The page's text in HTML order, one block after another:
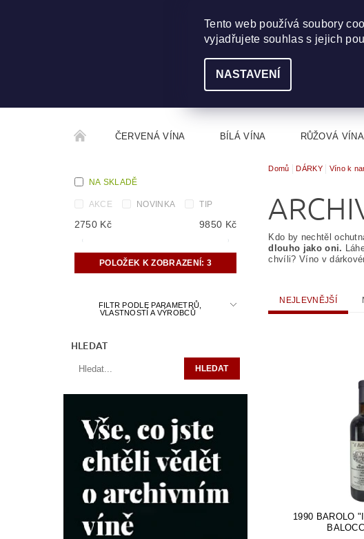
ČERVENÁ VÍNA BÍLÁ VÍNA RŮŽOVÁ VÍNA
ROZCESTNÍK VÍN
NA SKLADĚ
AKCE NOVINKA TIP
2750 Kč 9850 Kč
POLOŽEK K ZOBRAZENÍ: 3
FILTR PODLE PARAMETRŮ,
VLASTNOSTÍ A VÝROBCŮ
HLEDAT
Domů DÁRKY Víno k
Kdo by nechtěl
dlouho jako oni.
chvíli? Víno v
NEJLEVNĚJŠÍ
1990 BAROLO
Tento web používá soubory
vyjadřujete souhlas s jejich
NASTAVENÍ